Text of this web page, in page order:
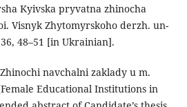
Kyivska pryvatna zhinocha
Visnyk Zhytomyrskoho derzh. un-
48–51 [in Ukrainian].
navchalni zaklady u m.
Educational Institutions in